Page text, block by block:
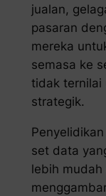
jualan,
pasaran
mereka
semasa ke
tidak ternilai
strategik.
set data
lebih